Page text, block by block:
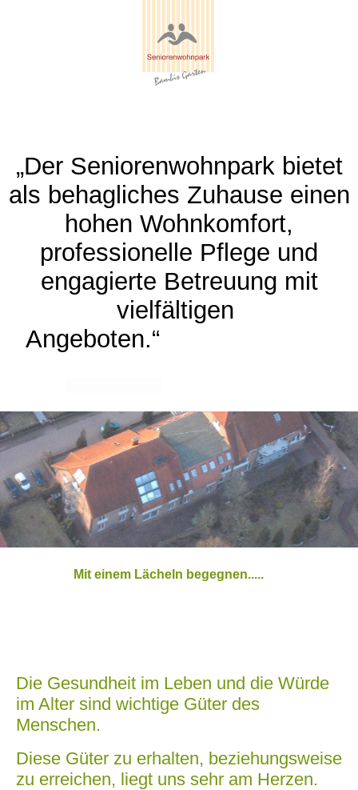
„Der Seniorenwohnpark bietet
als behagliches Zuhause einen
hohen Wohnkomfort,
professionelle Pflege und
engagierte Betreuung mit
vielfältigen
Angeboten.“
Mit einem Lächeln begegnen.....
Die Gesundheit im Leben und die Würde
im Alter sind wichtige Güter des
Menschen.
Diese Güter zu erhalten, beziehungsweise
zu erreichen, liegt uns sehr am Herzen.